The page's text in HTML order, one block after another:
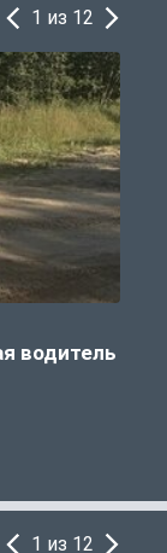
1 из 12
водитель
1 из 12